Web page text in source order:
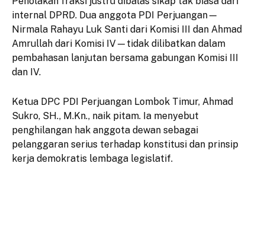
internal DPRD. Dua anggota PDI Perjuangan—
Nirmala Rahayu Luk Santi dari Komisi III dan Ahmad
Amrullah dari Komisi IV—tidak dilibatkan dalam
pembahasan lanjutan bersama gabungan Komisi III
dan IV.
Ketua DPC PDI Perjuangan Lombok Timur, Ahmad
Sukro, SH., M.Kn., naik pitam. Ia menyebut
penghilangan hak anggota dewan sebagai
pelanggaran serius terhadap konstitusi dan prinsip
kerja demokratis lembaga legislatif.